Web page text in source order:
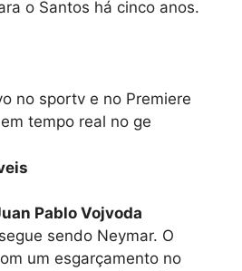
o Santos há cinco anos.
no sportv e no Premiere
tempo real no ge
Pablo Vojvoda
sendo Neymar. O
um esgarçamento no